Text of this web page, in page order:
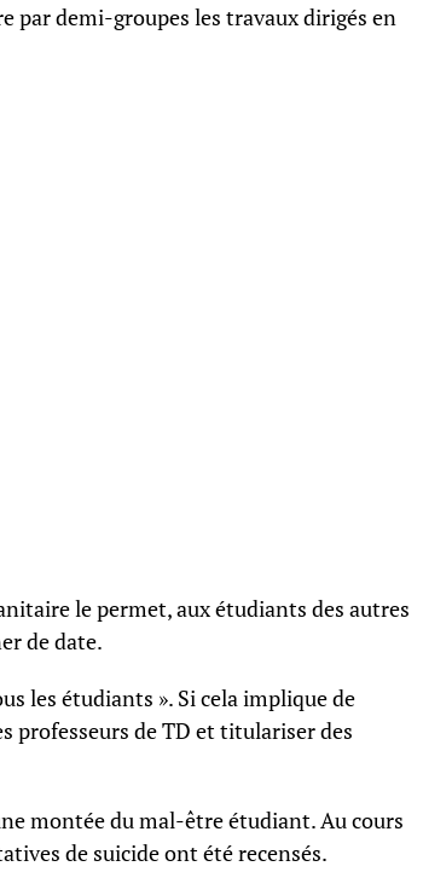
par demi-groupes les travaux dirigés en
le permet, aux étudiants des autres
de date.
les étudiants ». Si cela implique de
professeurs de TD et titulariser des
montée du mal-être étudiant. Au cours
de suicide ont été recensés.